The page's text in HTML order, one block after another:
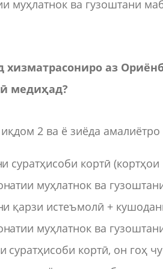
муҳлатнок ва гузоштани
хизматрасониро аз
медиҳад?
2 ва ё зиёда
суратҳисоби кортӣ
муҳлатнок ва
қарзи истеъмолӣ +
муҳлатнок ва
суратҳисоби кортӣ, он гоҳ